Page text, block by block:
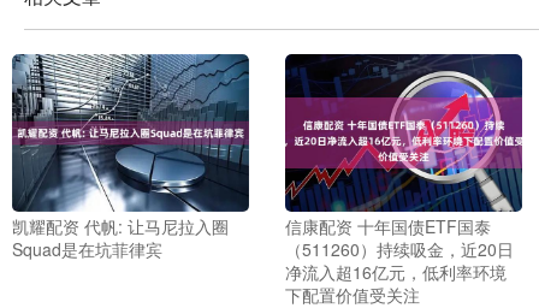
凯耀配资 代帆: 让马尼拉入圈
Squad是在坑菲律宾
信康配资 十年国债ETF国泰
（511260）持续吸金，近20日
净流入超16亿元，低利率环境
下配置价值受关注